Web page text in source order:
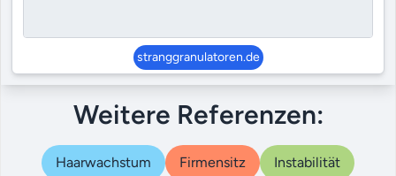
stranggranulatoren.de
Weitere Referenzen:
Haarwachstum Firmensitz Instabilität